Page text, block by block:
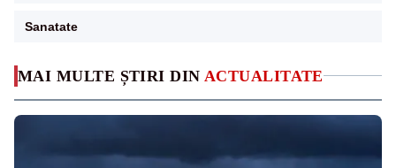
MAI MULTE ȘTIRI DIN ACTUALITATE
Sanatate